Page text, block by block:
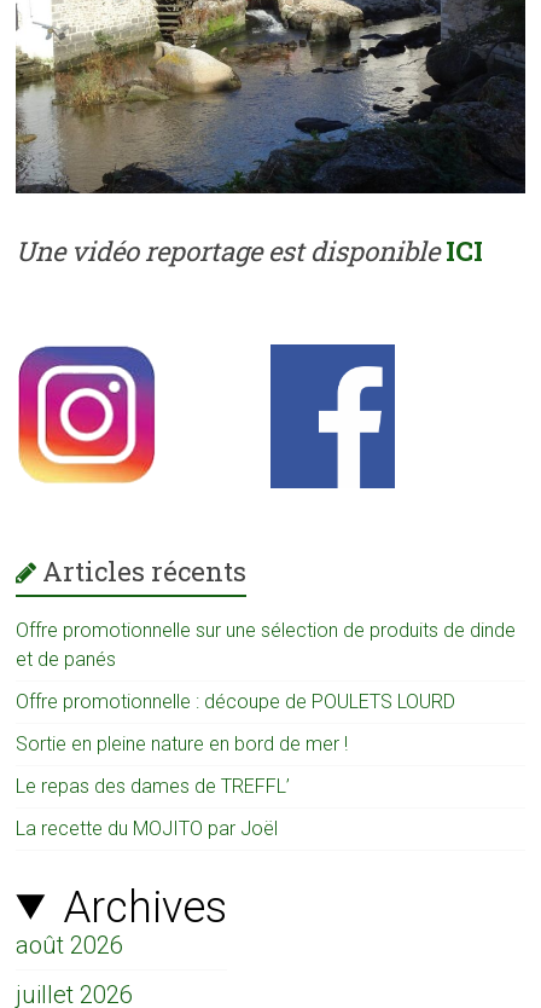
Une vidéo reportage est disponibleICI
Articles récents
Offre promotionnelle sur une sélection de produits de dinde
et de panés
Offre promotionnelle : découpe de POULETS LOURD
Sortie en pleine nature en bord de mer !
Le repas des dames de TREFFL’
La recette du MOJITO par Joël
Archives
août 2026
juillet 2026